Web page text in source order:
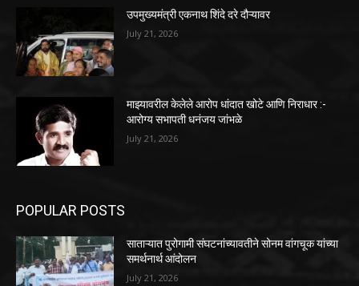
उपमुख्यमंत्री एकनाथ शिंदे दरे दौऱ्यावर
July 21, 2026
माझ्यावरील केलेले आरोप धांदात खोटे आणि निराधार :-
आरोग्य सभापती धनंजय जांभळे
July 21, 2026
POPULAR POSTS
साताऱ्यात पुरोगामी संघटनांच्यावतीने सोनम वांगचूक यांच्या
समर्थनार्थ आंदोलन
July 21, 2026